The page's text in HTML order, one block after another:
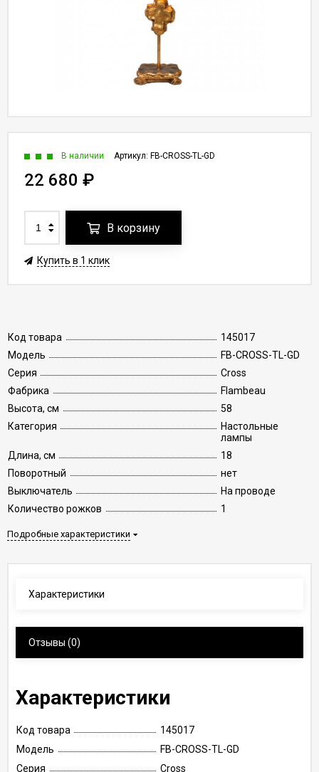
Код товара
145017
Модель
FB-CROSS-TL-GD
Серия
Cross
Фабрика
Flambeau
Высота, см
58
Категория
Настольные
лампы
Длина, см
18
Поворотный
нет
Выключатель
На проводе
Количество рожков
1
Подробные характеристики
Артикул: FB-CROSS-TL-GD
В наличии
22 680 ₽
В корзину
Купить в 1 клик
Характеристики
Отзывы (0)
Характеристики
Код товара
145017
Модель
FB-CROSS-TL-GD
Серия
Cross